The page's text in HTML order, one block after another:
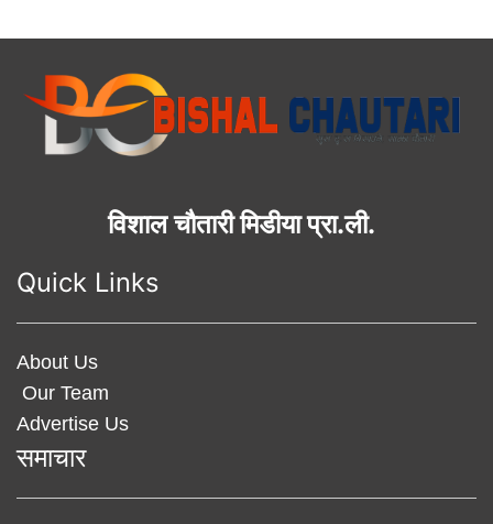
विशाल चौतारी मिडीया प्रा.ली.
Quick Links
About Us
Our Team
Advertise Us
समाचार